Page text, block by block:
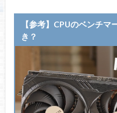
【参考】CPUのベンチ
き？